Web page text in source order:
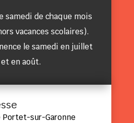
samedi de chaque mois
vacances scolaires).
le samedi en juillet
et en août.
Portet-sur-Garonne